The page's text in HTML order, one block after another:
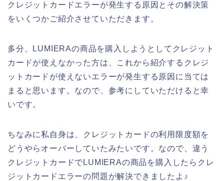
クレジットカードエラーが発生する原因とその解決策
をいくつかご紹介させていただきます。
多分、LUMIERAの商品を購入しようとしてクレジット
カードが使えなかった方は、これから紹介するクレジ
ットカードが使えないエラーが発生する原因に当ては
まると思います。なので、参考にしていただけると幸
いです。
ちなみに私自身は、クレジットカードの利用限度額を
どうやらオーバーしていたみたいです。なので、違う
クレジットカードでLUMIERAの商品を購入したらクレ
ジットカードエラーの問題が解決できましたよ♪